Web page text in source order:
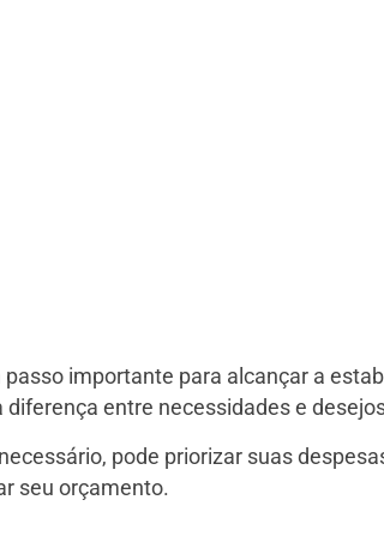
importante para alcançar a
entre necessidades e
pode priorizar suas
seu orçamento.